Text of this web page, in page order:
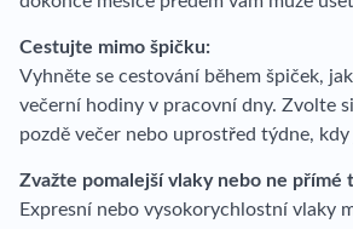
Cestujte mimo špičku:
Vyhněte se cestování během špiček,
večerní hodiny v pracovní dny. Zvolte
pozdě večer nebo uprostřed týdne,
Zvažte pomalejší vlaky nebo ne přímé
Expresní nebo vysokorychlostní vlaky